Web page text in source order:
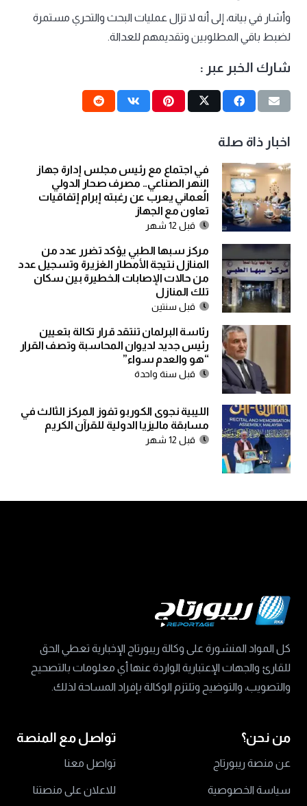
وأشار في بيانه، إلى أنه لا تزال عمليات البحث والتحري مستمرة
لضبط باقي المطلوبين وتقديمهم للعدالة.
شارك الخبر عبر :
اخبار ذاة صلة
في اجتماع مع رئيس مجلس إدارة جهاز
النهر الصناعي.. مصرف صحار الدولي
الُعماني يعرب عن رغبته إبرام إتفاقيات
تعاون مع الجهاز
قبل 12 شهر
مركز سبها الطبي يؤكد تضرر عدد من
المنازل نتيجة الأمطار الغزيرة وتسجيل عدد
من حالات الإصابات الخطيرة بين سكان
تلك المنازل
قبل سنتين
رئاسة البرلمان تنتقد قرار تكالة بتعيين
رئيس جديد لديوان المحاسبة وتصف القرار
“هو والعدم سواء”
قبل سنة واحدة
الليبية نجوى الكوربو تفوز المركز الثالث في
مسابقة ماليزيا الدولية للقرآن الكريم
قبل 12 شهر
كل المواد المنشورة على وكالة ريبورتاج الإخبارية تعطي الحق
للقارئ والجهات الإعتبارية الواردة عنها أي معلومات بالتصحيح
والتصويب، والتوضيح وتلتزم الوكالة بإفراد المساحة لذلك.
من نحن؟
عن منصة ريبورتاج
سياسة الخصوصية
تواصل مع المنصة
تواصل معنا
للاعلان على منصتنا